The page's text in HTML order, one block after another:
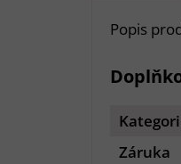
Popis
Záruka